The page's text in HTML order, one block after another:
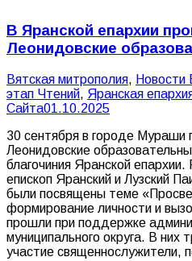
В Яранской епархии
Леонидовские
Вятская митрополия, Новости
этап Чтений, Яранская
Сайта01.10.2025
30 сентября в городе Мураши
Леонидовские
благочиния Яранской
епископ Яранский и Лузский
были посвящены теме
формирование личности и
прошли при поддержке
муниципального округа. В них
участие священнослужители,